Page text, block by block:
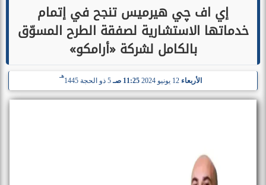
إي اف چي هيرميس تنجح في إتمام
خدماتها الاستشارية لصفقة الطرح المسوّق
بالكامل لشركة «أرامكو»
الأربعاء 11:25 صـ 5 ذو الحجة 1445
هـ